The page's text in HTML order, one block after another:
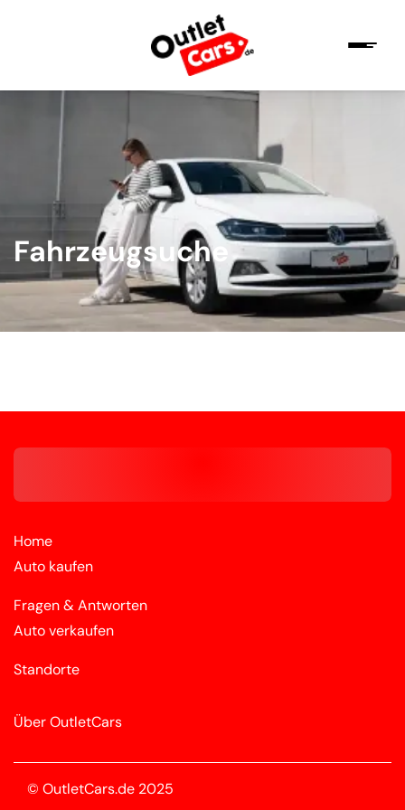
Fahrzeugsuche
Home
Auto kaufen
Fragen & Antworten
Auto verkaufen
Standorte
Über OutletCars
© OutletCars.de 2025